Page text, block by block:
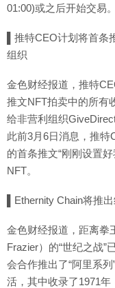
01:00)或之后开始交易。
▌推特CEO计划将首条
组织
金色财经报道，推特
推文NFT拍卖中的所有
给非营利组织
此前3月6日消息，推
的首条推文“刚刚设置
NFT。
▌Ethernity Chain将推
金色财经报道，距离拳
Frazier）的“世纪之战”
会合作推出了“阿里系
活，其中收录了1971